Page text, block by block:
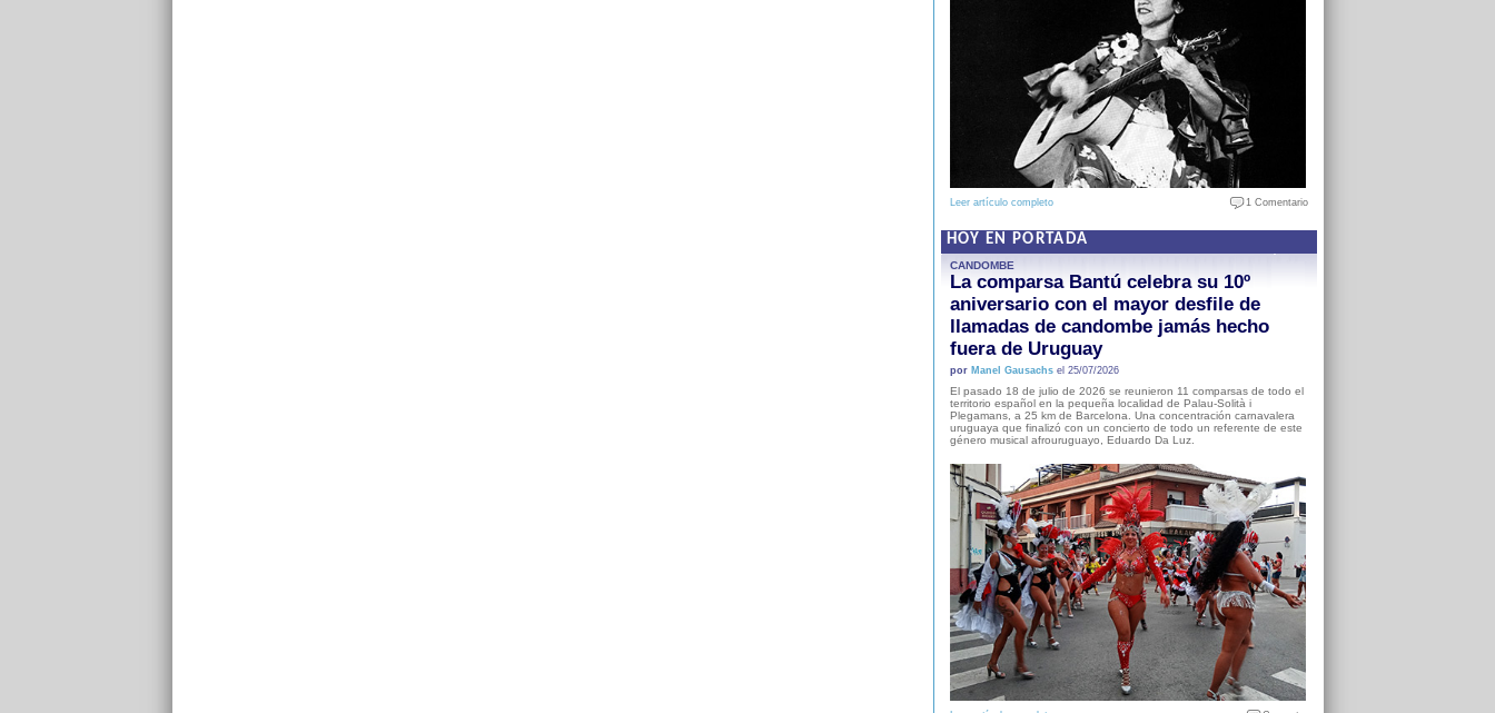
Leer artículo completo 1 Comentario
HOY EN PORTADA
CANDOMBE
La comparsa Bantú celebra su 10º
aniversario con el mayor desfile de
llamadas de candombe jamás hecho
fuera de Uruguay
por Manel Gausachsel 25/07/2026
El pasado 18 de julio de 2026 se reunieron 11 comparsas de todo el
territorio español en la pequeña localidad de Palau-Solità i
Plegamans, a 25 km de Barcelona. Una concentración carnavalera
uruguaya que finalizó con un concierto de todo un referente de este
género musical afrouruguayo, Eduardo Da Luz.